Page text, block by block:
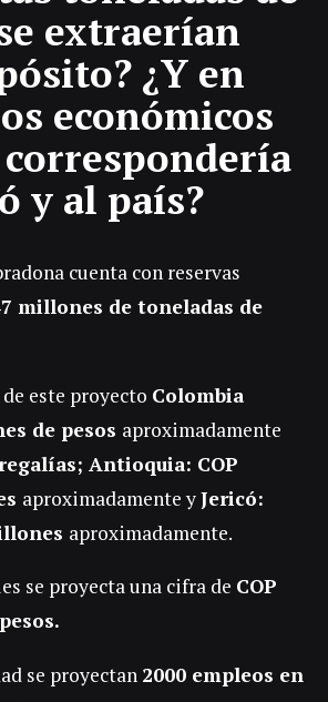
extraerían
¿Y en
económicos
y al país?
cuenta con reservas
millones de toneladas de
este proyecto Colombia
de pesos aproximadamente
regalías; Antioquia: COP
aproximadamente yJericó:
aproximadamente.
se proyecta una cifra de COP
se proyectan 2000 empleos en